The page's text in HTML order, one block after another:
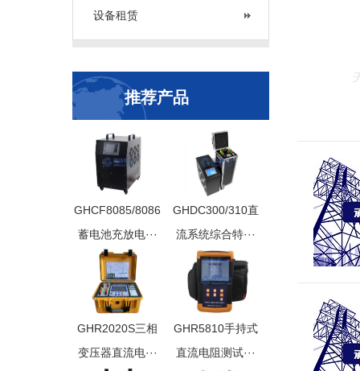
设备租赁
推荐产品
GHCF8085/8086
蓄电池充放电···
GHDC300/310直
流系统综合特···
GHR2020S三相
变压器直流电···
GHR5810手持式
直流电阻测试···